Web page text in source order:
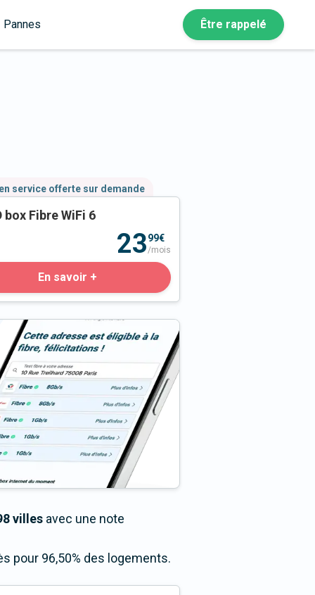
Pannes Être rappelé
service offerte sur demande
box Fibre WiFi 6
2399€
/mois
En savoir +
villes avec une note
pour 96,50% des logements.